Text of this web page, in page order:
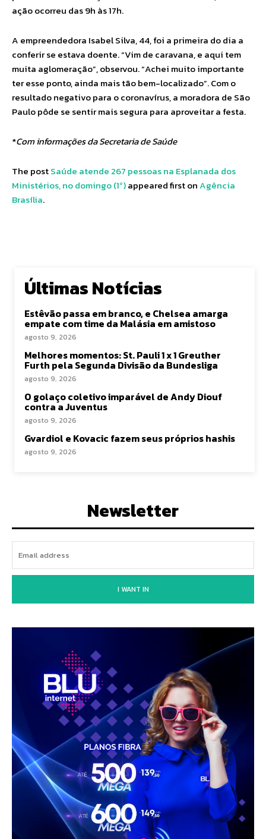
ação ocorreu das 9h às 17h.
A empreendedora Isabel Silva, 44, foi a primeira do dia a
conferir se estava doente. “Vim de caravana, e aqui tem
muita aglomeração”, observou. “Achei muito importante
ter esse ponto, ainda mais tão bem-localizado”. Com o
resultado negativo para o coronavírus, a moradora de São
Paulo pôde se sentir mais segura para aproveitar a festa.
*Com informações da Secretaria de Saúde
The postSaúde atende 267 pessoas na Esplanada dos
Ministérios, no domingo (1º)appeared first onAgência
Brasília.
Últimas Notícias
Estêvão passa em branco, e Chelsea amarga
empate com time da Malásia em amistoso
agosto 9, 2026
Melhores momentos: St. Pauli 1 x 1 Greuther
Furth pela Segunda Divisão da Bundesliga
agosto 9, 2026
O golaço coletivo imparável de Andy Diouf
contra a Juventus
agosto 9, 2026
Gvardiol e Kovacic fazem seus próprios hashis
agosto 9, 2026
Newsletter
I WANT IN